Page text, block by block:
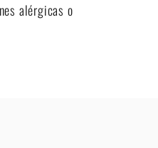
alérgicas o